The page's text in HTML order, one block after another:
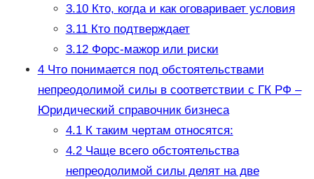
3.10Кто, когда и как оговаривает условия
3.11Кто подтверждает
3.12Форс-мажор или риски
4Что понимается под обстоятельствами
непреодолимой силы в соответствии с ГК РФ –
Юридический справочник бизнеса
4.1К таким чертам относятся:
4.2Чаще всего обстоятельства
непреодолимой силы делят на две